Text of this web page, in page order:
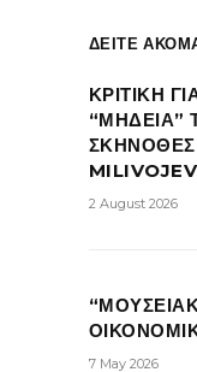
ΔΕΙΤΕ
ΚΡΙΤΙΚΗ
“ΜΗΔΕΙΑ”
2 August 2026
7 May 2026